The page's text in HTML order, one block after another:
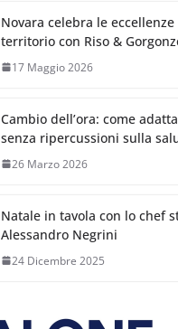
Novara celebra le eccellenze
territorio con Riso &
17 Maggio 2026
Cambio dell’ora: come
senza ripercussioni sulla
26 Marzo 2026
Natale in tavola con lo chef
Alessandro Negrini
24 Dicembre 2025